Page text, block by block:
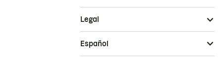
Legal
Español